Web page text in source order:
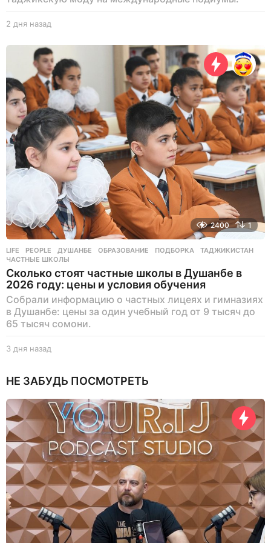
2 дня назад
н
я
н
а
з
а
д
2400 1
LIFE ,PEOPLE ДУШАНБЕ ,ОБРАЗОВАНИЕ ,ПОДБОРКА ,ТАДЖИКИСТАН
ЧАСТНЫЕ ШКОЛЫ
Сколько стоят частные школы в Душанбе в
2026 году: цены и условия обучения
Собрали информацию о частных лицеях и гимназиях
в Душанбе: цены за один учебный год от 9 тысяч до
65 тысяч сомони.
3 дня назад
я
а
з
д
НЕ ЗАБУДЬ ПОСМОТРЕТЬ